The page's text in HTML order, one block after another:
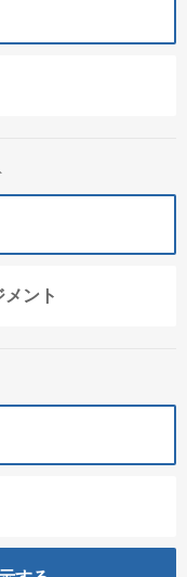
ント